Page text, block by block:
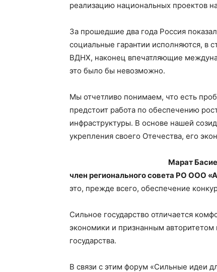
реализацию национальных проектов
За прошедшие два года Россия
социальные гарантии исполняются, в
ВДНХ, наконец впечатляющие
это было бы невозможно.
Мы отчетливо понимаем, что есть
предстоит работа по обеспечению
инфраструктуры. В основе нашей
укрепления своего Отечества, его
Марат
член регионального совета РО ООО
это, прежде всего, обеспечение
Сильное государство отличается
экономики и признанным
государства.
В связи с этим форум «Сильные идеи